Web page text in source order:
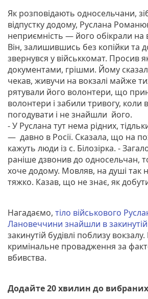
Як розповідають односельчани,
відпустку додому, Руслана
неприємність — його обікрали на
Він, залишившись без копійки та
звернувся у військкомат. Просив
документами, грішми. Йому
чекав, живучи на вокзалі майже
рятували його волонтери, що
волонтери і забили тривогу,
погодувати і не знайшли його.
- У Руслана тут нема рідних,
— давно в Росії. Сказала, що на
кажуть люди із с. Білозірка. -
раніше дзвонив до односельчан,
хоче додому. Мовляв, на душі так
тяжко. Казав, що не знає, як
Нагадаємо, тіло військового
Лановеччини знайшли в закинутій
закинутій будівлі поблизу вокзалу.
кримінальне провадження за
вбивства.
Додайте 20 хвилин до